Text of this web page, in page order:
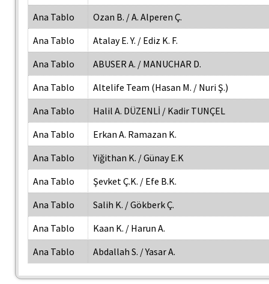
Ana Tablo
Ozan B. / A. Alperen Ç.
Ana Tablo
Atalay E. Y. / Ediz K. F.
Ana Tablo
ABUSER A. / MANUCHAR D.
Ana Tablo
Altelife Team (Hasan M. / Nuri Ş.)
Ana Tablo
Halil A. DÜZENLİ / Kadir TUNÇEL
Ana Tablo
Erkan A. Ramazan K.
Ana Tablo
Yiğithan K. / Günay E.K
Ana Tablo
Şevket Ç.K. / Efe B.K.
Ana Tablo
Salih K. / Gökberk Ç.
Ana Tablo
Kaan K. / Harun A.
Ana Tablo
Abdallah S. / Yasar A.